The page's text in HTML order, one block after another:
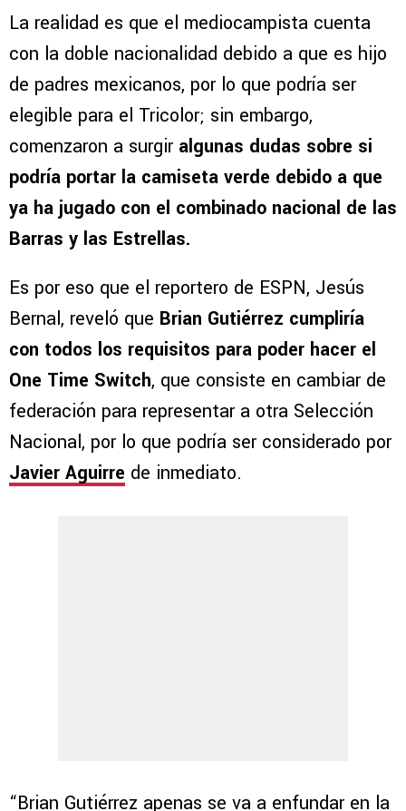
La realidad es que el mediocampista cuenta
con la doble nacionalidad debido a que es hijo
de padres mexicanos, por lo que podría ser
elegible para el Tricolor; sin embargo,
comenzaron a surgir algunas dudas sobre si
podría portar la camiseta verde debido a que
ya ha jugado con el combinado nacional de las
Barras y las Estrellas.
Es por eso que el reportero de ESPN, Jesús
Bernal, reveló que Brian Gutiérrez cumpliría
con todos los requisitos para poder hacer el
One Time Switch, que consiste en cambiar de
federación para representar a otra Selección
Nacional, por lo que podría ser considerado por
Javier Aguirre de inmediato.
“Brian Gutiérrez apenas se va a enfundar en la